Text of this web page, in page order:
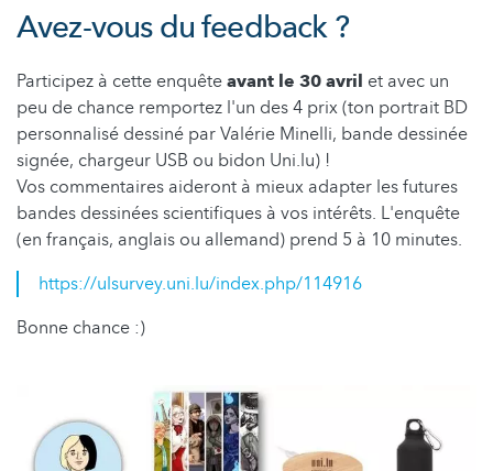
Avez-vous du feedback ?
Participez à cette enquêteavant le 30 avril et avec un
peu de chance remportez l'un des 4 prix (ton portrait BD
personnalisé dessiné par Valérie Minelli, bande dessinée
signée, chargeur USB ou bidon Uni.lu) !
Vos commentaires aideront à mieux adapter les futures
bandes dessinées scientifiques à vos intérêts. L'enquête
(en français, anglais ou allemand) prend 5 à 10 minutes.
https://ulsurvey.uni.lu/index.php/114916
Bonne chance :)